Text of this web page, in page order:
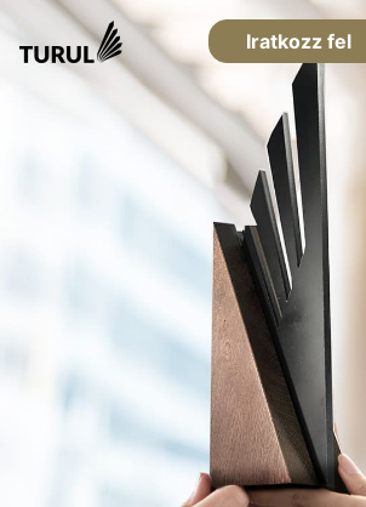
Iratkozz fel